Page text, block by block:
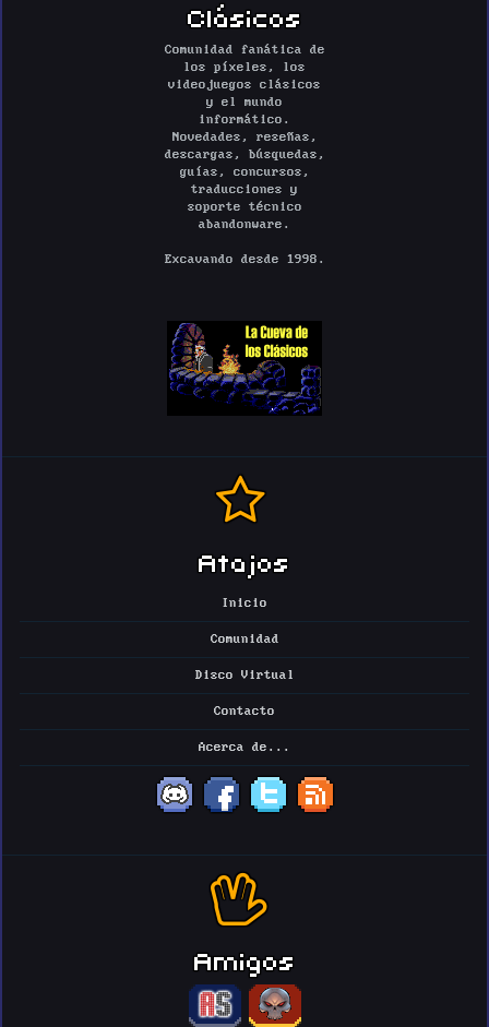
Clásicos
Comunidad fanática de
los píxeles, los
videojuegos clásicos
y el mundo
informático.
Novedades, reseñas,
descargas, búsquedas,
guías, concursos,
traducciones y
soporte técnico
abandonware.
Excavando desde 1998.
Atajos
Inicio
Comunidad
Disco Virtual
Contacto
Acerca de...
Amigos